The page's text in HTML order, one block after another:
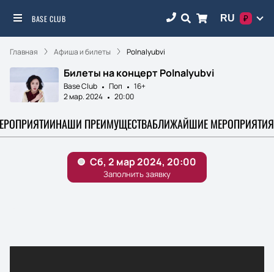
BASE CLUB RU ₽
Главная Афиша и билеты Polnalyubvi
Билеты на концерт Polnalyubvi
Base Club Поп
16+
2 мар. 2024
20:00
НАШИ ПРЕИМУЩЕСТВАБЛИЖАЙШИЕ МЕРОПРИЯТИЯ